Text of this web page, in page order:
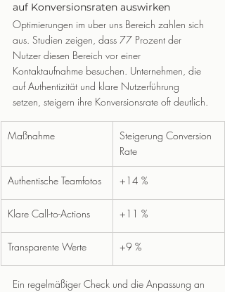
auf Konversionsraten auswirken
Optimierungen im uber uns Bereich zahlen sich
aus. Studien zeigen, dass 77 Prozent der
Nutzer diesen Bereich vor einer
Kontaktaufnahme besuchen. Unternehmen, die
auf Authentizität und klare Nutzerführung
setzen, steigern ihre Konversionsrate oft deutlich.
Maßnahme
Steigerung Conversion
Rate
Authentische Teamfotos +14 %
Klare Call-to-Actions +11 %
Transparente Werte +9 %
Ein regelmäßiger Check und die Anpassung an